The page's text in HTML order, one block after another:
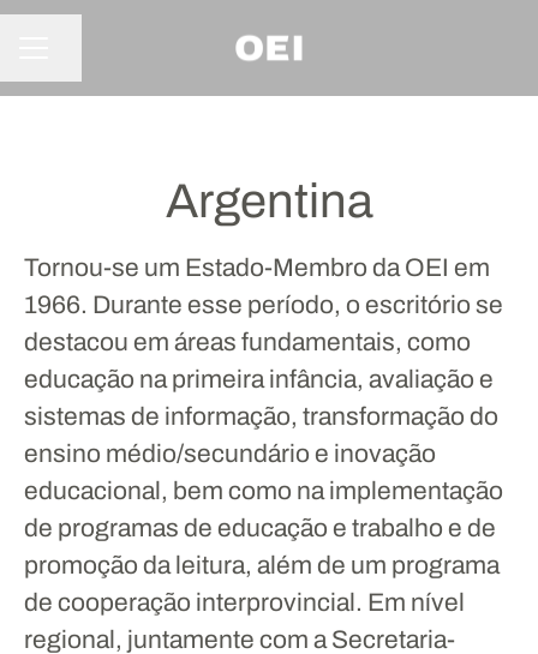
Argentina
Tornou-se um Estado-Membro da OEI em
1966. Durante esse período, o escritório se
destacou em áreas fundamentais, como
educação na primeira infância, avaliação e
sistemas de informação, transformação do
ensino médio/secundário e inovação
educacional, bem como na implementação
de programas de educação e trabalho e de
promoção da leitura, além de um programa
de cooperação interprovincial. Em nível
regional, juntamente com a Secretaria-